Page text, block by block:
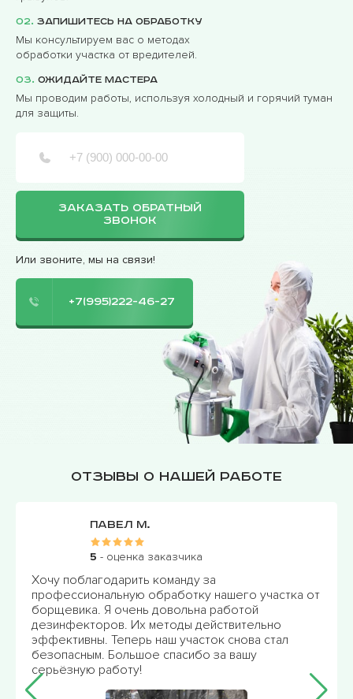
02. Запишитесь на обработку
Мы консультируем вас о методах
обработки участка от вредителей.
03. Ожидайте мастера
Мы проводим работы, используя холодный и горячий туман
для защиты.
ЗАКАЗАТЬ ОБРАТНЫЙ
ЗВОНОК
Или звоните, мы на связи!
+7(995)222-46-27
Отзывы о нашей работе
Павел М.
5 - оценка заказчика
Хочу поблагодарить команду за
профессиональную обработку нашего участка от
борщевика. Я очень довольна работой
дезинфекторов. Их методы действительно
эффективны. Теперь наш участок снова стал
безопасным. Большое спасибо за вашу
серьёзную работу!